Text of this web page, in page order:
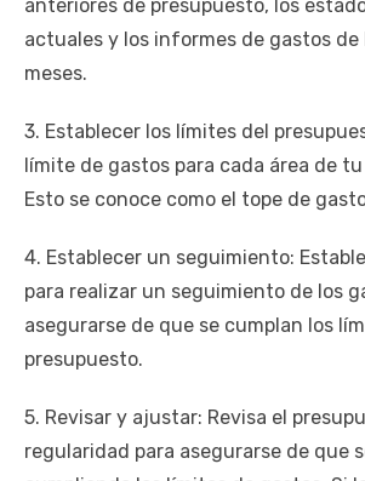
anteriores de presupuesto, los
actuales y los informes de gastos de
meses.
3. Establecer los límites del
límite de gastos para cada área de
Esto se conoce como el tope de
4. Establecer un seguimiento:
para realizar un seguimiento de los
asegurarse de que se cumplan los
presupuesto.
5. Revisar y ajustar: Revisa el
regularidad para asegurarse de que